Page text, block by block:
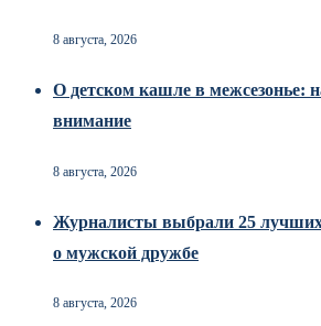
8 августа, 2026
О детском кашле в межсезонье:
внимание
8 августа, 2026
Журналисты выбрали 25
о мужской дружбе
8 августа, 2026